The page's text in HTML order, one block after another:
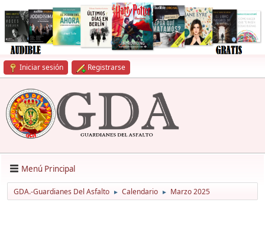
Iniciar sesión Registrarse
Menú Principal
GDA.-Guardianes Del Asfalto ► Calendario ► Marzo 2025